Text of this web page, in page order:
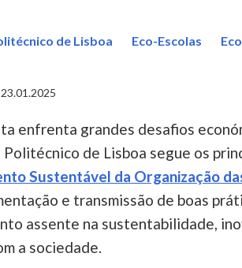
de Lisboa Eco-Escolas
enfrenta grandes desafios
de Lisboa segue os
Sustentável da Organização
e transmissão de boas
assente na sustentabilidade,
a sociedade.